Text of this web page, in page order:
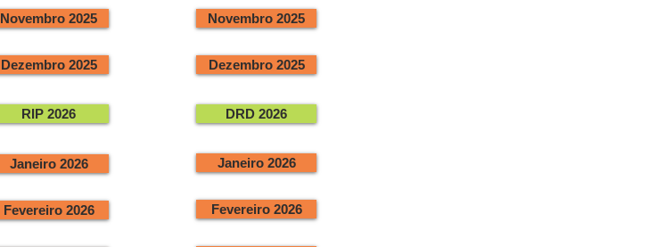
Novembro 2025
Dezembro 2025
RIP 2026
Janeiro 2026
Fevereiro 2026
Novembro 2025
Dezembro 2025
DRD 2026
Janeiro 2026
Fevereiro 2026